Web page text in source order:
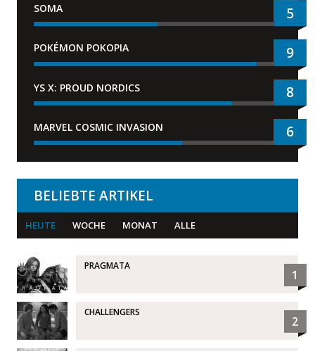
SOMA 5
POKÉMON POKOPIA 9
YS X: PROUD NORDICS 8
MARVEL COSMIC INVASION 6
BELIEBTE ARTIKEL
HEUTE WOCHE MONAT ALLE
PRAGMATA
1
CHALLENGERS
2